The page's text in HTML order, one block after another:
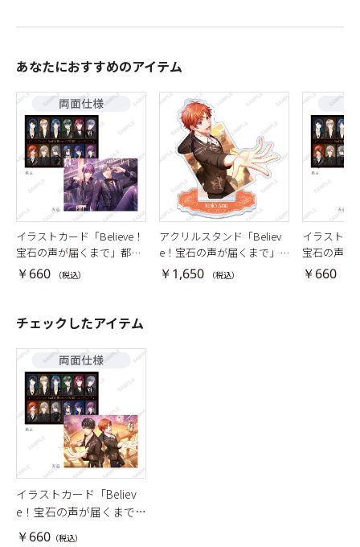
あなたにおすすめのアイテム
イラストカード「Believe！
宝石の声が届くまで」都築
京介・黒曜護
￥660 （税込）
アクリルスタンド「Believ
e！宝石の声が届くまで」
光城新多
￥1,650 （税込）
イラストカ
宝石の声が
太・天橋幸
￥660
チェックしたアイテム
イラストカード「Believ
e！宝石の声が届くまで」
青山樹・光城新多
￥660 （税込）